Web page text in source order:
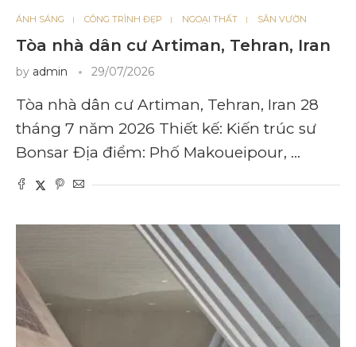
ÁNH SÁNG CÔNG TRÌNH ĐẸP NGOẠI THẤT SÂN VƯỜN
Tòa nhà dân cư Artiman, Tehran, Iran
by admin 29/07/2026
Tòa nhà dân cư Artiman, Tehran, Iran 28
tháng 7 năm 2026 Thiết kế: Kiến trúc sư
Bonsar Địa điểm: Phố Makoueipour, …